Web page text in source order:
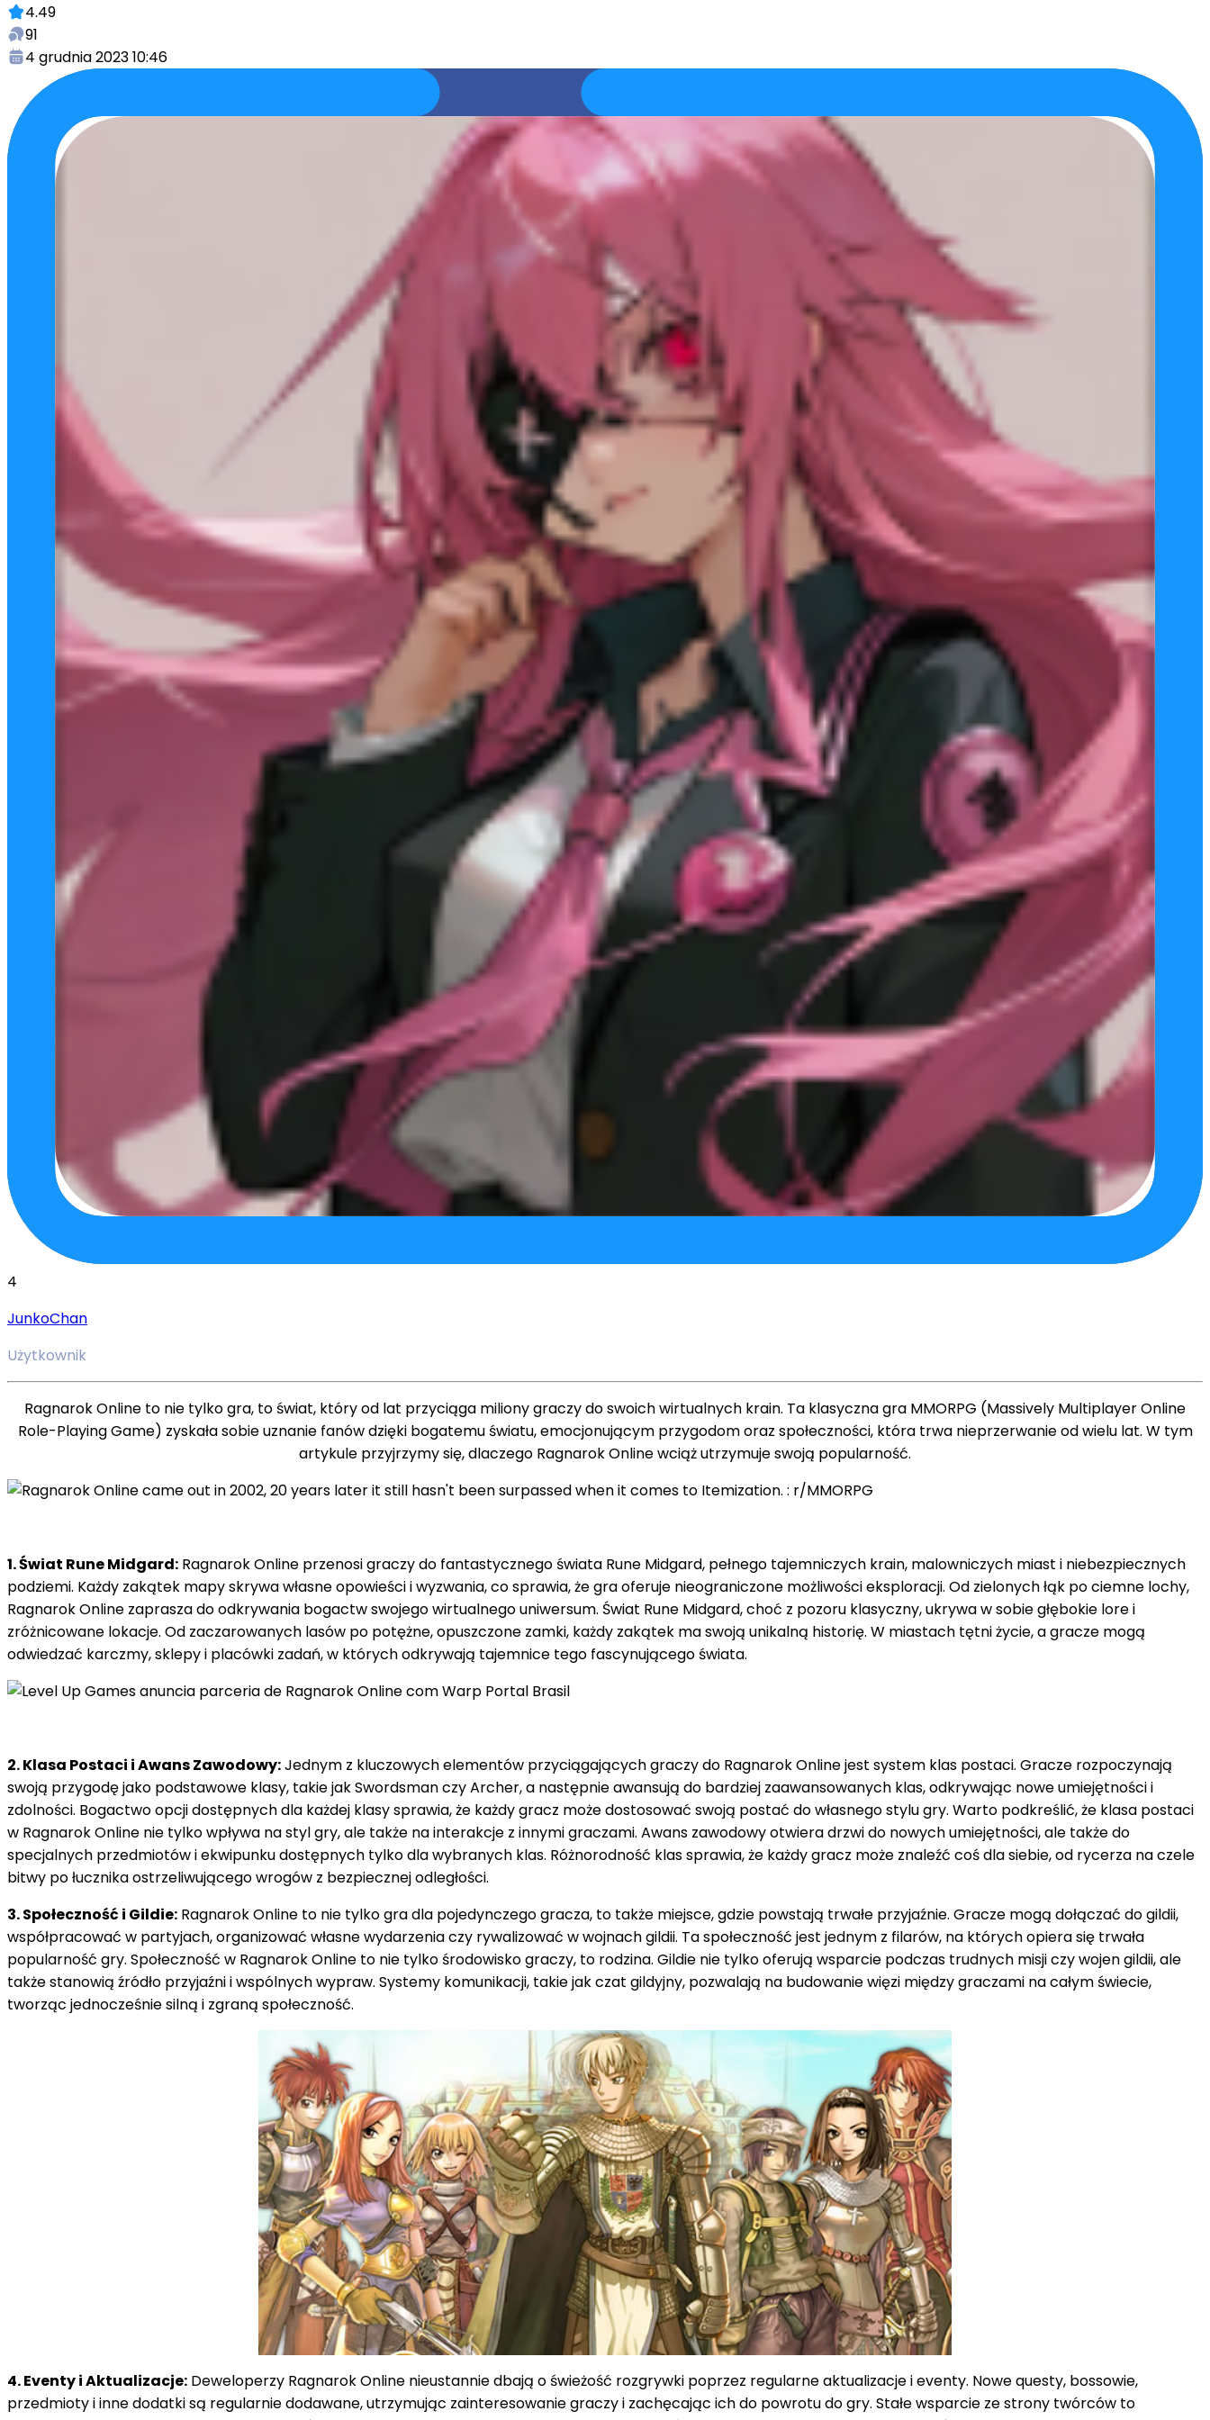
4.49
91
4 grudnia 2023 10:46
4
JunkoChan
Użytkownik
Ragnarok Online to nie tylko gra, to świat, który od lat przyciąga miliony graczy do swoich wirtualnych krain. Ta klasyczna gra MMORPG (Massively Multiplayer Online
Role-Playing Game) zyskała sobie uznanie fanów dzięki bogatemu światu, emocjonującym przygodom oraz społeczności, która trwa nieprzerwanie od wielu lat. W tym
artykule przyjrzymy się, dlaczego Ragnarok Online wciąż utrzymuje swoją popularność.
1. Świat Rune Midgard: Ragnarok Online przenosi graczy do fantastycznego świata Rune Midgard, pełnego tajemniczych krain, malowniczych miast i niebezpiecznych
podziemi. Każdy zakątek mapy skrywa własne opowieści i wyzwania, co sprawia, że gra oferuje nieograniczone możliwości eksploracji. Od zielonych łąk po ciemne lochy,
Ragnarok Online zaprasza do odkrywania bogactw swojego wirtualnego uniwersum. Świat Rune Midgard, choć z pozoru klasyczny, ukrywa w sobie głębokie lore i
zróżnicowane lokacje. Od zaczarowanych lasów po potężne, opuszczone zamki, każdy zakątek ma swoją unikalną historię. W miastach tętni życie, a gracze mogą
odwiedzać karczmy, sklepy i placówki zadań, w których odkrywają tajemnice tego fascynującego świata.
2. Klasa Postaci i Awans Zawodowy:Jednym z kluczowych elementów przyciągających graczy do Ragnarok Online jest system klas postaci. Gracze rozpoczynają
swoją przygodę jako podstawowe klasy, takie jak Swordsman czy Archer, a następnie awansują do bardziej zaawansowanych klas, odkrywając nowe umiejętności i
zdolności. Bogactwo opcji dostępnych dla każdej klasy sprawia, że każdy gracz może dostosować swoją postać do własnego stylu gry. Warto podkreślić, że klasa postaci
w Ragnarok Online nie tylko wpływa na styl gry, ale także na interakcje z innymi graczami. Awans zawodowy otwiera drzwi do nowych umiejętności, ale także do
specjalnych przedmiotów i ekwipunku dostępnych tylko dla wybranych klas. Różnorodność klas sprawia, że każdy gracz może znaleźć coś dla siebie, od rycerza na czele
bitwy po łucznika ostrzeliwującego wrogów z bezpiecznej odległości.
3. Społeczność i Gildie: Ragnarok Online to nie tylko gra dla pojedynczego gracza, to także miejsce, gdzie powstają trwałe przyjaźnie. Gracze mogą dołączać do gildii,
współpracować w partyjach, organizować własne wydarzenia czy rywalizować w wojnach gildii. Ta społeczność jest jednym z filarów, na których opiera się trwała
popularność gry. Społeczność w Ragnarok Online to nie tylko środowisko graczy, to rodzina. Gildie nie tylko oferują wsparcie podczas trudnych misji czy wojen gildii, ale
także stanowią źródło przyjaźni i wspólnych wypraw. Systemy komunikacji, takie jak czat gildyjny, pozwalają na budowanie więzi między graczami na całym świecie,
tworząc jednocześnie silną i zgraną społeczność.
4. Eventy i Aktualizacje: Deweloperzy Ragnarok Online nieustannie dbają o świeżość rozgrywki poprzez regularne aktualizacje i eventy. Nowe questy, bossowie,
przedmioty i inne dodatki są regularnie dodawane, utrzymując zainteresowanie graczy i zachęcając ich do powrotu do gry. Stałe wsparcie ze strony twórców to